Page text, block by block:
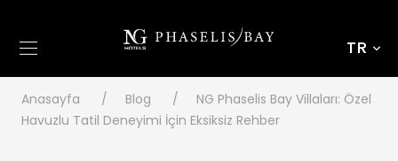
TR
Anasayfa Blog
NG Phaselis Bay Villaları: Özel
Havuzlu Tatil Deneyimi İçin Eksiksiz Rehber